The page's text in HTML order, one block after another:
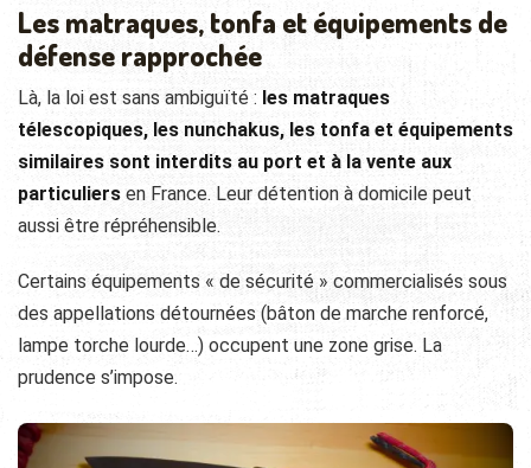
Les matraques, tonfa et équipements de
défense rapprochée
Là, la loi est sans ambiguïté : les matraques
télescopiques, les nunchakus, les tonfa et équipements
similaires sont interdits au port et à la vente aux
particuliers en France. Leur détention à domicile peut
aussi être répréhensible.
Certains équipements « de sécurité » commercialisés sous
des appellations détournées (bâton de marche renforcé,
lampe torche lourde…) occupent une zone grise. La
prudence s’impose.